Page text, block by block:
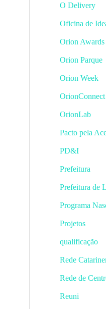
O Delivery
Oficina de
Orion Awards
Orion Parque
Orion Week
OrionConnect
OrionLab
Pacto pela
PD&I
Prefeitura
Prefeitura de
Programa
Projetos
qualificação
Rede
Rede de
Reuni